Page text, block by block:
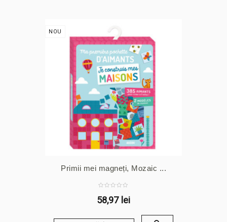
NOU
Primii mei magneți, Mozaic ...
58,97 lei